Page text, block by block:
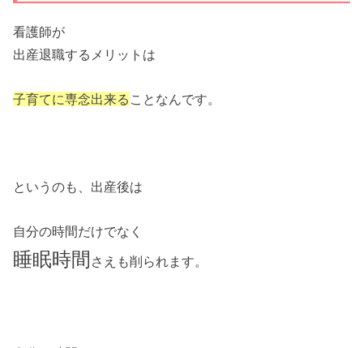
看護師が
出産退職するメリットは
子育てに専念出来る ことなんです。
というのも、出産後は
自分の時間だけでなく
睡眠時間 さえも削られます。